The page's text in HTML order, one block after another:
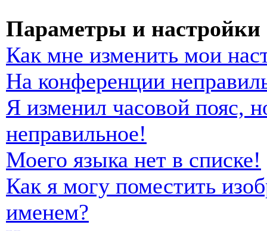
Параметры и настройки
Как мне изменить мои
На конференции
Я изменил часовой пояс,
неправильное!
Моего языка нет в списке!
Как я могу поместить
именем?